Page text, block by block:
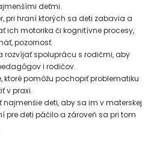
deťmi.
pri hraní ktorých sa deti zabavia a
ich motorika či kognitívne procesy,
pozornosť.
rozvíjať spoluprácu s rodičmi, aby
i rodičov.
ktoré pomôžu pochopiť problematiku
v praxi.
deti, aby sa im v materskej
pre deti páčilo a zároveň sa pri tom